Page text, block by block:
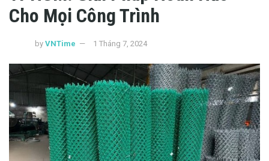
Cho Mọi Công Trình
by VNTime 1 Tháng 7, 2024